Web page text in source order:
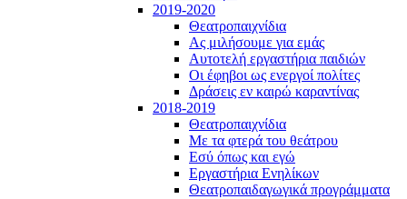
2019-2020
Θεατροπαιχνίδια
Ας μιλήσουμε για εμάς
Αυτοτελή εργαστήρια παιδιών
Οι έφηβοι ως ενεργοί πολίτες
Δράσεις εν καιρώ καραντίνας
2018-2019
Θεατροπαιχνίδια
Με τα φτερά του θεάτρου
Εσύ όπως και εγώ
Εργαστήρια Ενηλίκων
Θεατροπαιδαγωγικά προγράμματα